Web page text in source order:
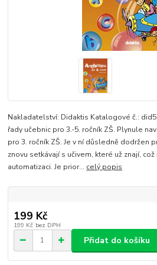
Nakladatelství: Didaktis Katalogové č.:
řady učebnic pro 3.-5. ročník ZŠ. Plynule
pro 3. ročník ZŠ. Je v ní důsledně dodržen
znovu setkávají s učivem, které už znají,
automatizaci. Je prior... celý popis
199 Kč
199 Kč bez DPH
Přidat do košíku